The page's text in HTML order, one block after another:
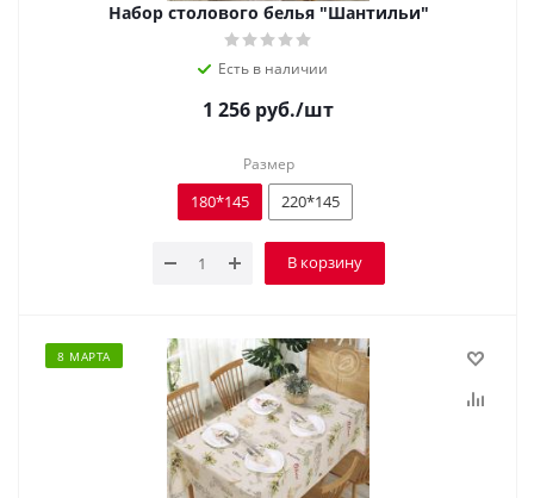
Набор столового белья "Шантильи"
Есть в наличии
1 256 руб./шт
Размер
180*145 220*145
В корзину
8 МАРТА